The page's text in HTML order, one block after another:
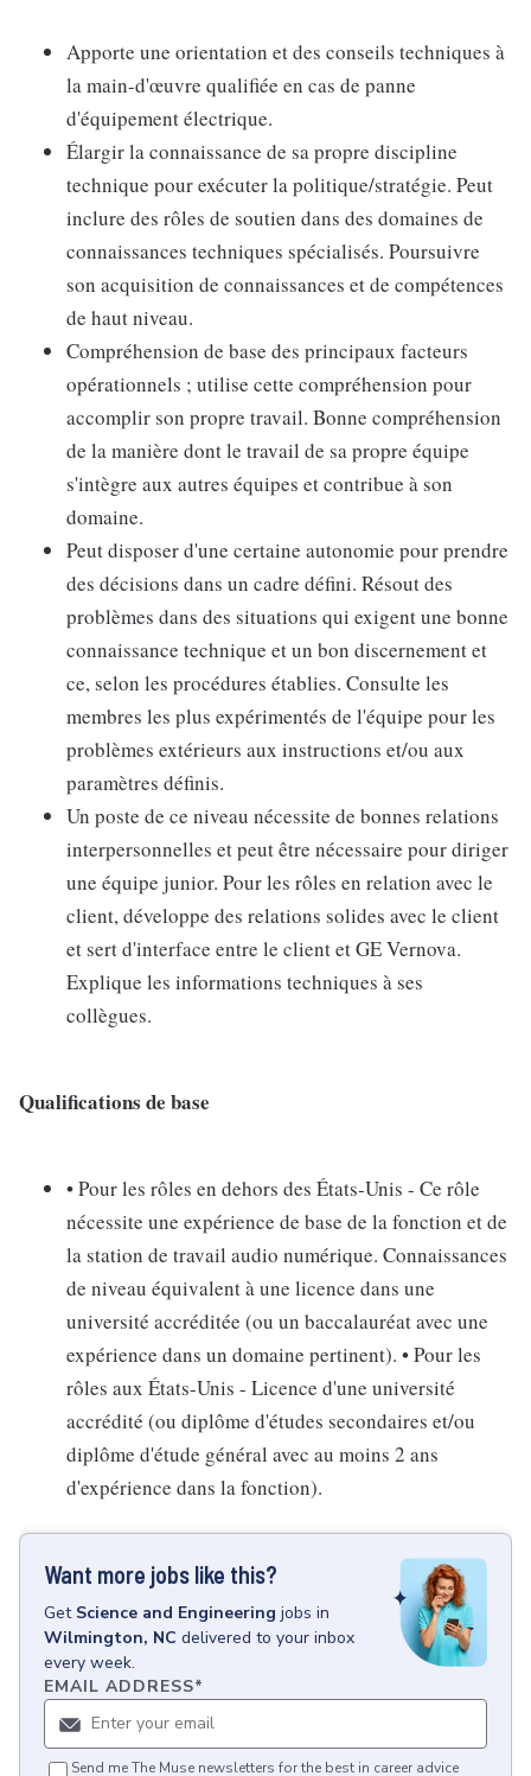
Apporte une orientation et des conseils techniques à
la main-d'œuvre qualifiée en cas de panne
d'équipement électrique.
Élargir la connaissance de sa propre discipline
technique pour exécuter la politique/stratégie. Peut
inclure des rôles de soutien dans des domaines de
connaissances techniques spécialisés. Poursuivre
son acquisition de connaissances et de compétences
de haut niveau.
Compréhension de base des principaux facteurs
opérationnels ; utilise cette compréhension pour
accomplir son propre travail. Bonne compréhension
de la manière dont le travail de sa propre équipe
s'intègre aux autres équipes et contribue à son
domaine.
Peut disposer d'une certaine autonomie pour prendre
des décisions dans un cadre défini. Résout des
problèmes dans des situations qui exigent une bonne
connaissance technique et un bon discernement et
ce, selon les procédures établies. Consulte les
membres les plus expérimentés de l'équipe pour les
problèmes extérieurs aux instructions et/ou aux
paramètres définis.
Un poste de ce niveau nécessite de bonnes relations
interpersonnelles et peut être nécessaire pour diriger
une équipe junior. Pour les rôles en relation avec le
client, développe des relations solides avec le client
et sert d'interface entre le client et GE Vernova.
Explique les informations techniques à ses
collègues.
Qualifications de base
• Pour les rôles en dehors des États-Unis - Ce rôle
nécessite une expérience de base de la fonction et de
la station de travail audio numérique. Connaissances
de niveau équivalent à une licence dans une
université accréditée (ou un baccalauréat avec une
expérience dans un domaine pertinent). • Pour les
rôles aux États-Unis - Licence d'une université
accrédité (ou diplôme d'études secondaires et/ou
diplôme d'étude général avec au moins 2 ans
d'expérience dans la fonction).
Want more jobs like this?
Get Science and Engineering jobs in
Wilmington, NC delivered to your inbox
every week.
EMAIL ADDRESS*
Send me The Muse newsletters for the best in career advice